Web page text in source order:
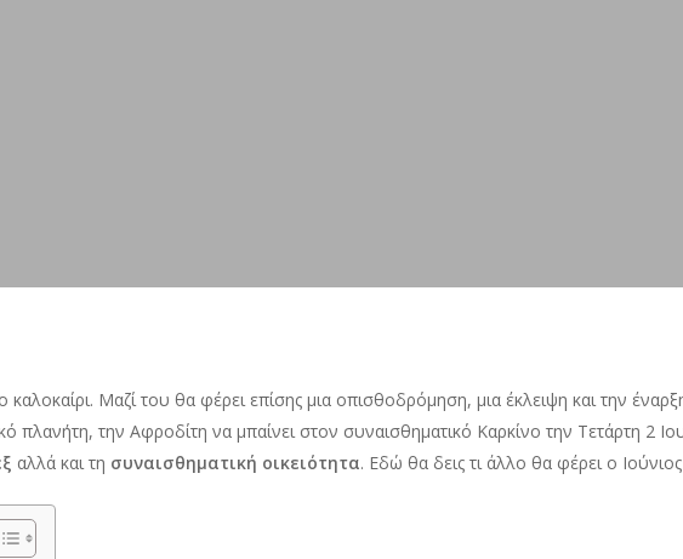
καλοκαίρι. Μαζί του θα φέρει επίσης μια οπισθοδρόμηση, μια έκλειψη και την
πλανήτη, την Αφροδίτη να μπαίνει στον συναισθηματικό Καρκίνο την Τετάρτη 2
αλλά και τη συναισθηματική οικειότητα. Εδώ θα δεις τι άλλο θα φέρει ο